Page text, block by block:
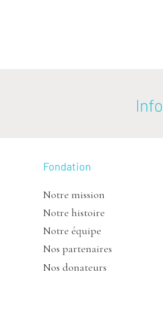
Fondation
Notre mission
Notre histoire
Notre équipe
Nos partenaires
Nos donateurs